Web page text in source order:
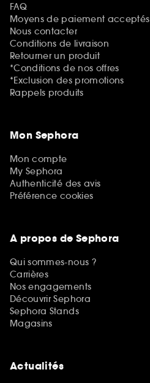
FAQ
Moyens de paiement acceptés
Nous contacter
Conditions de livraison
Retourner un produit
*Conditions de nos offres
*Exclusion des promotions
Rappels produits
Mon Sephora
Mon compte
My Sephora
Authenticité des avis
Préférence cookies
A propos de Sephora
Qui sommes-nous ?
Carrières
Nos engagements
Découvrir Sephora
Sephora Stands
Magasins
Actualités